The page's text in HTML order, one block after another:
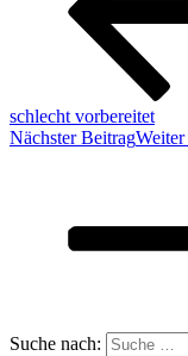
schlecht vorbereitet
Nächster BeitragWeiter
Suche nach: